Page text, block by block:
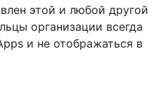
этой и любой другой
организации всегда
и не отображаться в